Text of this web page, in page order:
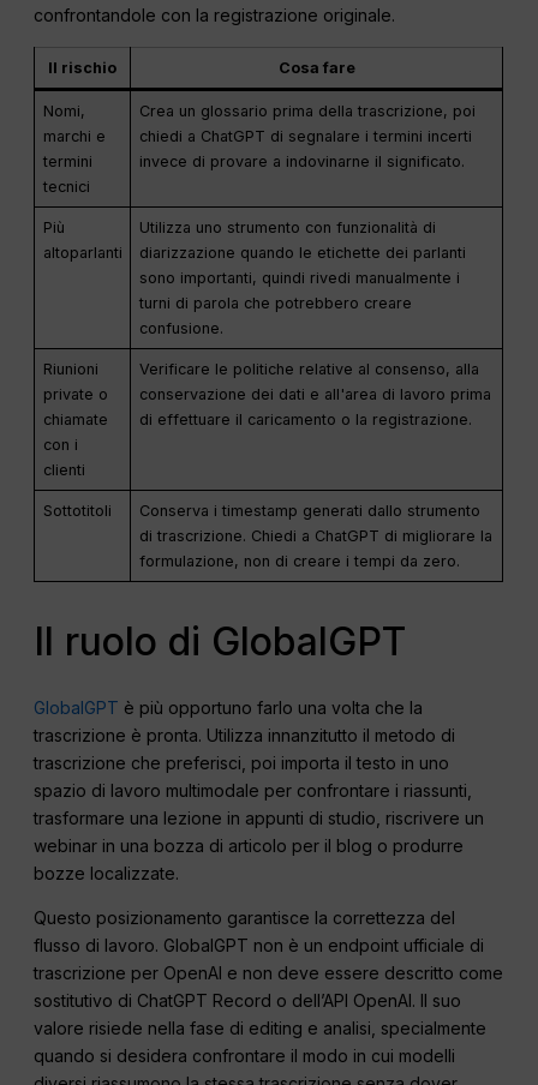
confrontandole con la registrazione originale.
Il rischio Cosa fare
Nomi,
marchi e
termini
tecnici
Crea un glossario prima della trascrizione, poi
chiedi a ChatGPT di segnalare i termini incerti
invece di provare a indovinarne il significato.
Più
altoparlanti
Utilizza uno strumento con funzionalità di
diarizzazione quando le etichette dei parlanti
sono importanti, quindi rivedi manualmente i
turni di parola che potrebbero creare
confusione.
Riunioni
private o
chiamate
con i
clienti
Verificare le politiche relative al consenso, alla
conservazione dei dati e all'area di lavoro prima
di effettuare il caricamento o la registrazione.
Sottotitoli
Conserva i timestamp generati dallo strumento
di trascrizione. Chiedi a ChatGPT di migliorare la
formulazione, non di creare i tempi da zero.
Il ruolo di GlobalGPT
GlobalGPT è più opportuno farlo una volta che la
trascrizione è pronta. Utilizza innanzitutto il metodo di
trascrizione che preferisci, poi importa il testo in uno
spazio di lavoro multimodale per confrontare i riassunti,
trasformare una lezione in appunti di studio, riscrivere un
webinar in una bozza di articolo per il blog o produrre
bozze localizzate.
Questo posizionamento garantisce la correttezza del
flusso di lavoro. GlobalGPT non è un endpoint ufficiale di
trascrizione per OpenAI e non deve essere descritto come
sostitutivo di ChatGPT Record o dell’API OpenAI. Il suo
valore risiede nella fase di editing e analisi, specialmente
quando si desidera confrontare il modo in cui modelli